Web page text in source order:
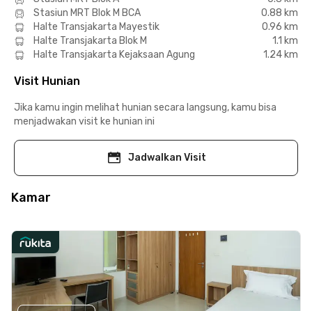
Stasiun MRT Blok M BCA
0.88 km
Halte Transjakarta Mayestik
0.96 km
Halte Transjakarta Blok M
1.1 km
Halte Transjakarta Kejaksaan Agung
1.24 km
Visit Hunian
Jika kamu ingin melihat hunian secara langsung, kamu bisa
menjadwakan visit ke hunian ini
Jadwalkan Visit
Kamar